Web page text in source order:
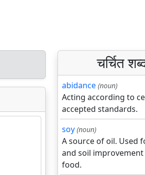
चर्चित
abidance (noun)
Acting according to
accepted standards.
soy (noun)
A source of oil. Used
and soil improvement
food.